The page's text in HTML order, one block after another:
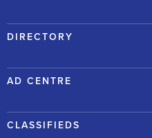
DIRECTORY
AD CENTRE
CLASSIFIEDS